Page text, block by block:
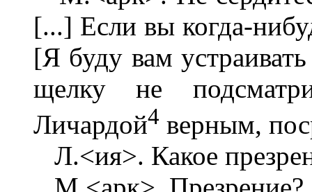
[...] Если вы когда-
[Я буду вам
щелку не
Личардой4 верным,
Л.<ия>. Какое